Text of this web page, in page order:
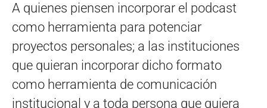
A quienes piensen incorporar el podcast
como herramienta para potenciar
proyectos personales; a las instituciones
que quieran incorporar dicho formato
como herramienta de comunicación
institucional y a toda persona que quiera